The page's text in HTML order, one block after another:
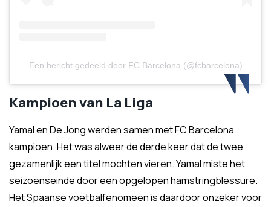
Een bericht gedeeld door FC Barcelona (@fcbarcelona)
Kampioen van La Liga
Yamal en De Jong werden samen met FC Barcelona
kampioen. Het was alweer de derde keer dat de twee
gezamenlijk een titel mochten vieren. Yamal miste het
seizoenseinde door een opgelopen hamstringblessure.
Het Spaanse voetbalfenomeen is daardoor onzeker voor